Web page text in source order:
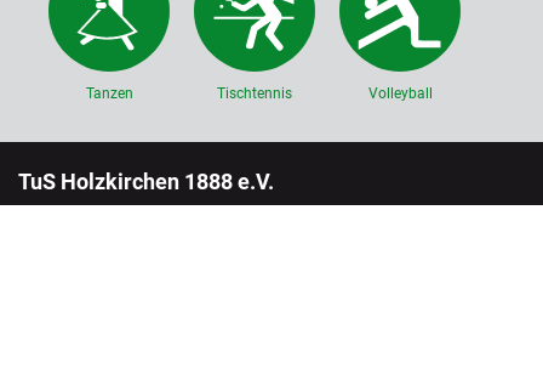
Tanzen Tischtennis Volleyball
TuS Holzkirchen 1888 e.V.